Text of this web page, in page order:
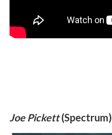
Joe Pickett(Spectrum)